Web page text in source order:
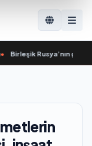
Rusya’nın girişimiyle